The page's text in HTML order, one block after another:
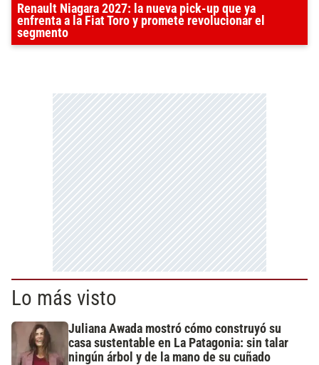
Renault Niagara 2027: la nueva pick-up que ya
enfrenta a la Fiat Toro y promete revolucionar el
segmento
Lo más visto
Juliana Awada mostró cómo construyó su
casa sustentable en La Patagonia: sin talar
ningún árbol y de la mano de su cuñado